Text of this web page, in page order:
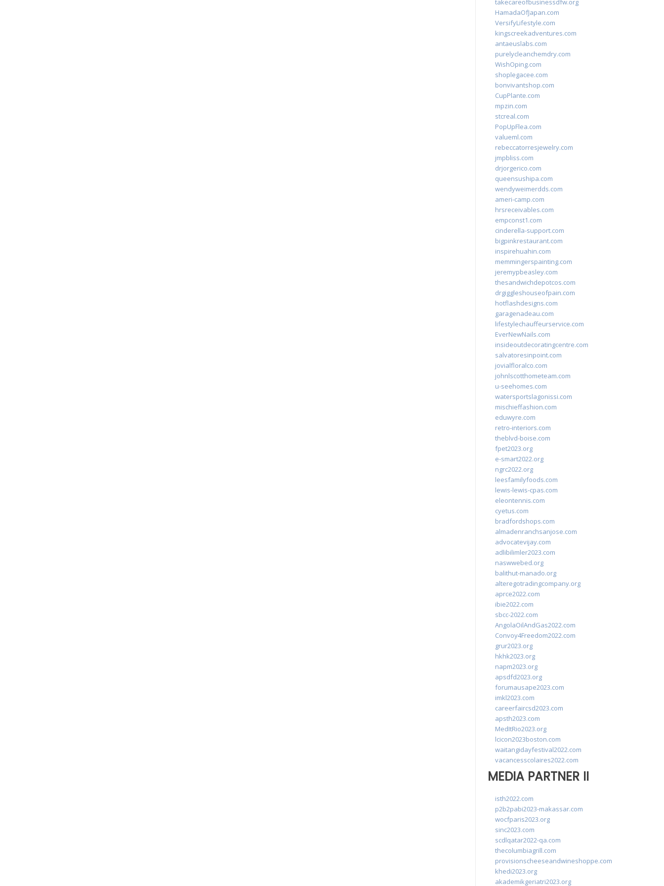
takecareofbusinessdfw.org
HamadaOfJapan.com
VersifyLifestyle.com
kingscreekadventures.com
antaeuslabs.com
purelycleanchemdry.com
WishOping.com
shoplegacee.com
bonvivantshop.com
CupPlante.com
mpzin.com
stcreal.com
PopUpFlea.com
valueml.com
rebeccatorresjewelry.com
jmpbliss.com
drjorgerico.com
queensushipa.com
wendyweimerdds.com
ameri-camp.com
hrsreceivables.com
empconst1.com
cinderella-support.com
bigpinkrestaurant.com
inspirehuahin.com
memmingerspainting.com
jeremypbeasley.com
thesandwichdepotcos.com
drgiggleshouseofpain.com
hotflashdesigns.com
garagenadeau.com
lifestylechauffeurservice.com
EverNewNails.com
insideoutdecoratingcentre.com
salvatoresinpoint.com
jovialfloralco.com
johnlscotthometeam.com
u-seehomes.com
watersportslagonissi.com
mischieffashion.com
eduwyre.com
retro-interiors.com
theblvd-boise.com
fpet2023.org
e-smart2022.org
ngrc2022.org
leesfamilyfoods.com
lewis-lewis-cpas.com
eleontennis.com
cyetus.com
bradfordshops.com
almadenranchsanjose.com
advocatevijay.com
adlibilimler2023.com
naswwebed.org
balithut-manado.org
alteregotradingcompany.org
aprce2022.com
ibie2022.com
sbcc-2022.com
AngolaOilAndGas2022.com
Convoy4Freedom2022.com
grur2023.org
hkhk2023.org
napm2023.org
apsdfd2023.org
forumausape2023.com
imkl2023.com
careerfaircsd2023.com
apsth2023.com
MedItRio2023.org
lcicon2023boston.com
waitangidayfestival2022.com
vacancesscolaires2022.com
MEDIA PARTNER II
isth2022.com
p2b2pabi2023-makassar.com
wocfparis2023.org
sinc2023.com
scdlqatar2022-qa.com
thecolumbiagrill.com
provisionscheeseandwineshoppe.com
khedi2023.org
akademikgeriatri2023.org